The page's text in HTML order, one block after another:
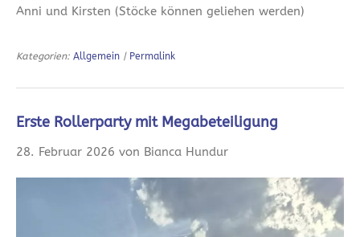
Anni und Kirsten (Stöcke können geliehen werden)
Kategorien: Allgemein | Permalink
Erste Rollerparty mit Megabeteiligung
28. Februar 2026 von Bianca Hundur